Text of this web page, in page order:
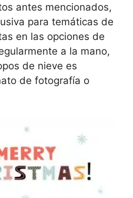
antes mencionados,
para temáticas de
en las opciones de
a la mano,
de nieve es
de fotografía o